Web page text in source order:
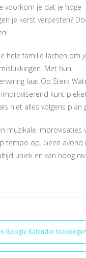
voorkom je dat je hoge
je kerst verpesten?
hele familie lachen om
Met hun
laat Op Sterk
kunt
niet alles volgens plan
muzikale improvisaties
tempo op. Geen avond
uniek en van hoog
Google Kalender toevoegen